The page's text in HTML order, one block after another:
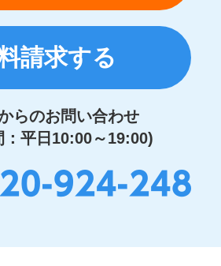
請求する
らのお問い合わせ
：平日10:00～19:00)
924-248